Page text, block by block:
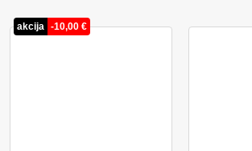
akcija -10,00 €